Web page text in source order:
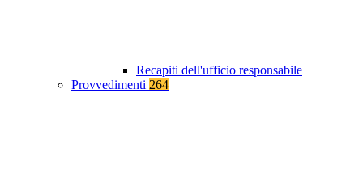
Recapiti dell'ufficio responsabile
Provvedimenti 264